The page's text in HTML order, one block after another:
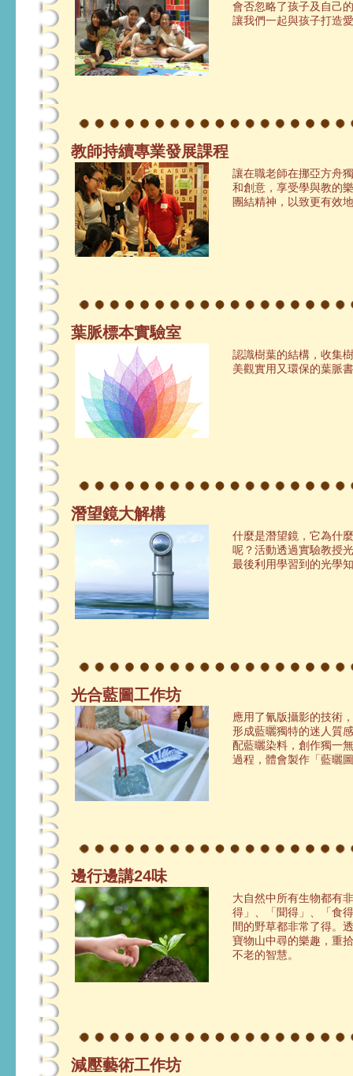
會否忽略了孩子及自己
讓我們一起與孩子打造
教師持續專業發展課程
讓在職老師在挪亞方舟
和創意，享受學與教的
團結精神，以致更有效
葉脈標本實驗室
認識樹葉的結構，收集
美觀實用又環保的葉脈
潛望鏡大解構
什麼是潛望鏡，它為什
呢？活動透過實驗教授
最後利用學習到的光學
光合藍圖工作坊
應用了氰版攝影的技術
形成藍曬獨特的迷人質
配藍曬染料，創作獨一
過程，體會製作「藍曬
邊行邊講24味
大自然中所有生物都有
得」、「聞得」、「食
間的野草都非常了得。
寶物山中尋的樂趣，重
不老的智慧。
減壓藝術工作坊